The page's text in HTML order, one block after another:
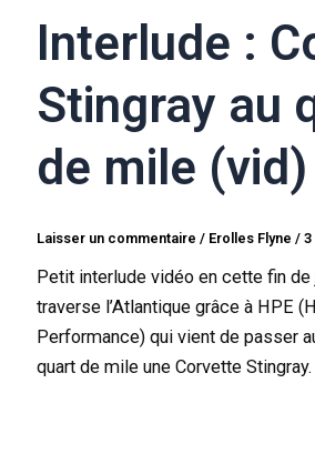
Interlude :
Stingray au
de mile (vid)
Laisser un commentaire / Erolles Flyne/
Petit interlude vidéo en cette fin de
traverse l’Atlantique grâce à HPE
Performance) qui vient de passer
quart de mile une Corvette Stingray.